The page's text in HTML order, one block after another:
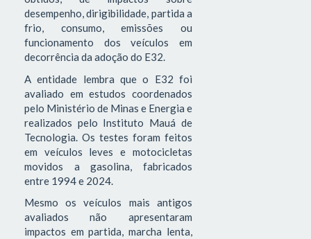
desempenho, dirigibilidade, partida a
frio, consumo, emissões ou
funcionamento dos veículos em
decorrência da adoção do E32.
A entidade lembra que o E32 foi
avaliado em estudos coordenados
pelo Ministério de Minas e Energia e
realizados pelo Instituto Mauá de
Tecnologia. Os testes foram feitos
em veículos leves e motocicletas
movidos a gasolina, fabricados
entre 1994 e 2024.
Mesmo os veículos mais antigos
avaliados não apresentaram
impactos em partida, marcha lenta,